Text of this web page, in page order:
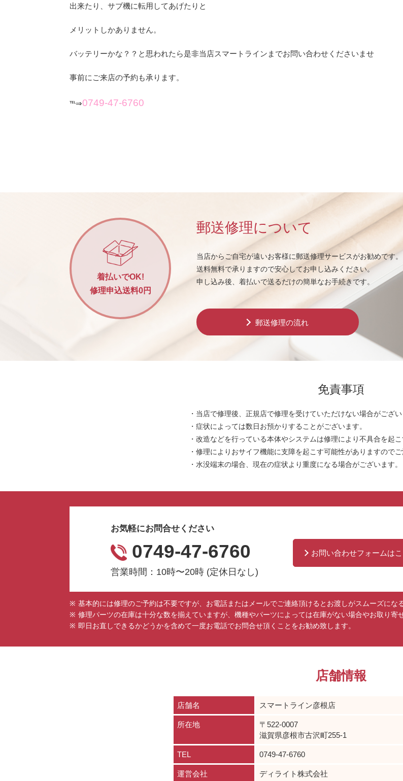
出来たり、サブ機に転用してあげたりと
メリットしかありません。
バッテリーかな？？と思われたら是非当店スマートラインまでお問い合わせくださいませ
事前にご来店の予約も承ります。
℡⇒0749-47-6760
着払いでOK!
修理申込送料0円
郵送修理について
当店からご自宅が遠いお客様に郵送修理サービスがお勧めです。
送料無料で承りますので安心してお申し込みください。
申し込み後、着払いで送るだけの簡単なお手続きです。
郵送修理の流れ
免責事項
・当店で修理後、正規店で修理を受けていただけない場合がござい
・症状によっては数日お預かりすることがございます。
・改造などを行っている本体やシステムは修理により不具合を起こ
・修理によりおサイフ機能に支障を起こす可能性がありますのでご
・水没端末の場合、現在の症状より重度になる場合がございます。
お気軽にお問合せください
0749-47-6760
営業時間：10時〜20時 (定休日なし)
お問い合わせフォームは
基本的には修理のご予約は不要ですが、お電話またはメールでご連絡頂けるとお渡しがスムーズにな
修理パーツの在庫は十分な数を揃えていますが、機種やパーツによっては在庫がない場合やお取り寄
即日お直しできるかどうかを含めて一度お電話でお問合せ頂くことをお勧め致します。
店舗情報
店舗名 スマートライン彦根店
所在地
〒522-0007
滋賀県彦根市古沢町255-1
TEL 0749-47-6760
運営会社 ディライト株式会社